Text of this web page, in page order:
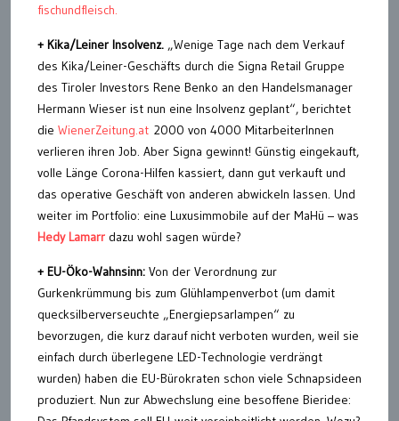
fischundfleisch.
+ Kika/Leiner Insolvenz. „Wenige Tage nach dem Verkauf
des Kika/Leiner-Geschäfts durch die Signa Retail Gruppe
des Tiroler Investors Rene Benko an den Handelsmanager
Hermann Wieser ist nun eine Insolvenz geplant“, berichtet
die WienerZeitung.at 2000 von 4000 MitarbeiterInnen
verlieren ihren Job. Aber Signa gewinnt! Günstig eingekauft,
volle Länge Corona-Hilfen kassiert, dann gut verkauft und
das operative Geschäft von anderen abwickeln lassen. Und
weiter im Portfolio: eine Luxusimmobile auf der MaHü – was
Hedy Lamarr dazu wohl sagen würde?
+ EU-Öko-Wahnsinn: Von der Verordnung zur
Gurkenkrümmung bis zum Glühlampenverbot (um damit
quecksilberverseuchte „Energiepsarlampen“ zu
bevorzugen, die kurz darauf nicht verboten wurden, weil sie
einfach durch überlegene LED-Technologie verdrängt
wurden) haben die EU-Bürokraten schon viele Schnapsideen
produziert. Nun zur Abwechslung eine besoffene Bieridee: